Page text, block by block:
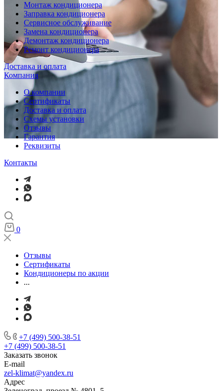
Монтаж кондиционера
Заправка кондиционера
Сервисное обслуживание
Замена кондиционера
Демонтаж кондиционера
Ремонт кондиционера
Доставка и оплата
Компания
О компании
Сертификаты
Доставка и оплата
Схемы установки
Отзывы
Гарантия
Реквизиты
Контакты
0
Отзывы
Сертификаты
Кондиционеры по акции
...
+7 (499) 500-38-51
+7 (499) 500-38-51
Заказать звонок
E-mail
zel-klimat@yandex.ru
Адрес